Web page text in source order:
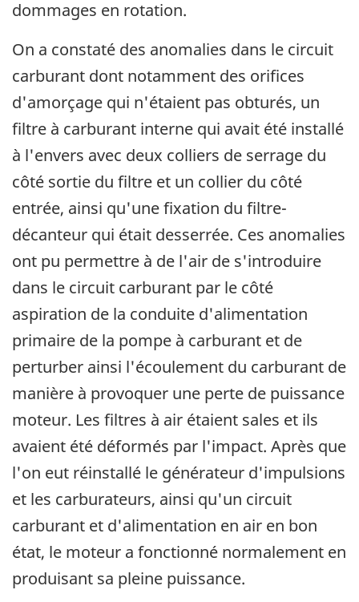
dommages en rotation.
On a constaté des anomalies dans le circuit
carburant dont notamment des orifices
d'amorçage qui n'étaient pas obturés, un
filtre à carburant interne qui avait été installé
à l'envers avec deux colliers de serrage du
côté sortie du filtre et un collier du côté
entrée, ainsi qu'une fixation du filtre-
décanteur qui était desserrée. Ces anomalies
ont pu permettre à de l'air de s'introduire
dans le circuit carburant par le côté
aspiration de la conduite d'alimentation
primaire de la pompe à carburant et de
perturber ainsi l'écoulement du carburant de
manière à provoquer une perte de puissance
moteur. Les filtres à air étaient sales et ils
avaient été déformés par l'impact. Après que
l'on eut réinstallé le générateur d'impulsions
et les carburateurs, ainsi qu'un circuit
carburant et d'alimentation en air en bon
état, le moteur a fonctionné normalement en
produisant sa pleine puissance.